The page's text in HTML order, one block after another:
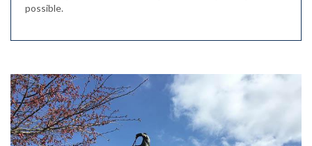
possible.